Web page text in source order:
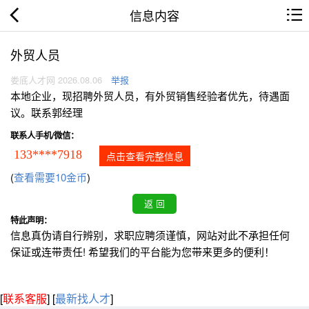
信息内容
外贸人员
娄底人才网 2026.08.06 举报
本地企业，现招聘外贸人员，有外贸销售经验者优先，待遇面
议。联系郭经理
联系人手机/微信：
133****7918 点击查看完整信息
(查看需要10金币)
特此声明：
信息真伪请自行辨别，求职应聘须谨慎，网站对此不承担任何
保证或连带责任! 希望我们的平台能为您带来更多的便利！
[联系客服] [最新找人才]